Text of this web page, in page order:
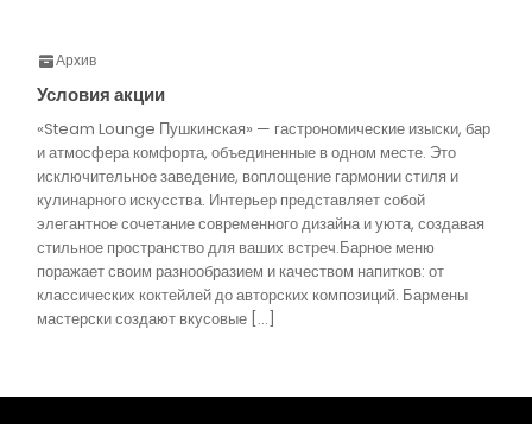
Архив
Условия акции
«Steam Lounge Пушкинская» — гастрономические изыски, бар
и атмосфера комфорта, объединенные в одном месте. Это
исключительное заведение, воплощение гармонии стиля и
кулинарного искусства. Интерьер представляет собой
элегантное сочетание современного дизайна и уюта, создавая
стильное пространство для ваших встреч.Барное меню
поражает своим разнообразием и качеством напитков: от
классических коктейлей до авторских композиций. Бармены
мастерски создают вкусовые […]